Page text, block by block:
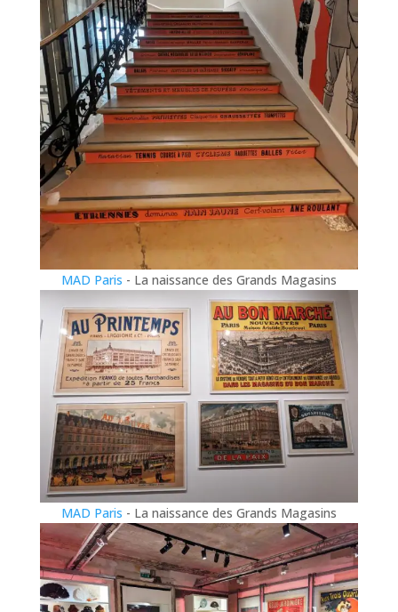
MAD Paris - La naissance des Grands Magasins
MAD Paris - La naissance des Grands Magasins